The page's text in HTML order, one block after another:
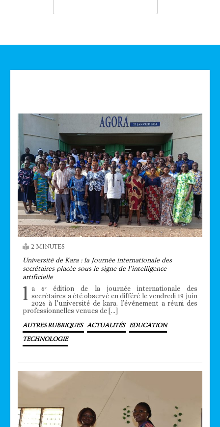
2 MINUTES
Université de Kara : la Journée internationale des
secrétaires placée sous le signe de l’intelligence
artificielle
l a 6ᵉ édition de la journée internationale des
secrétaires a été observé en différé le vendredi 19 juin
2026 à l’université de kara. l’événement a réuni des
professionnelles venues de […]
AUTRES RUBRIQUES ACTUALITÉS EDUCATION
TECHNOLOGIE